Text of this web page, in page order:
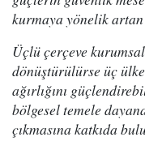
kurmaya yönelik
Üçlü çerçeve
dönüştürülürse üç
ağırlığını
bölgesel temele
çıkmasına katkıda